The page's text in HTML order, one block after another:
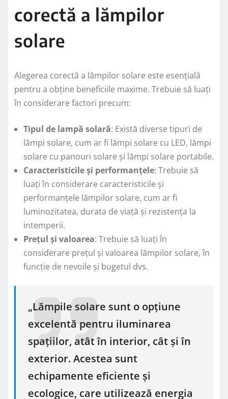
corectă a lămpilor
solare
Alegerea corectă a lămpilor solare este esențială
pentru a obține beneficiile maxime. Trebuie să luați
în considerare factori precum:
Tipul de lampă solară: Există diverse tipuri de
lămpi solare, cum ar fi lămpi solare cu LED, lămpi
solare cu panouri solare și lămpi solare portabile.
Caracteristicile și performanțele: Trebuie să
luați în considerare caracteristicile și
performanțele lămpilor solare, cum ar fi
luminozitatea, durata de viață și rezistența la
intemperii.
Prețul și valoarea: Trebuie să luați în
considerare prețul și valoarea lămpilor solare, în
funcție de nevoile și bugetul dvs.
„Lămpile solare sunt o opțiune
excelentă pentru iluminarea
spațiilor, atât în interior, cât și în
exterior. Acestea sunt
echipamente eficiente și
ecologice, care utilizează energia